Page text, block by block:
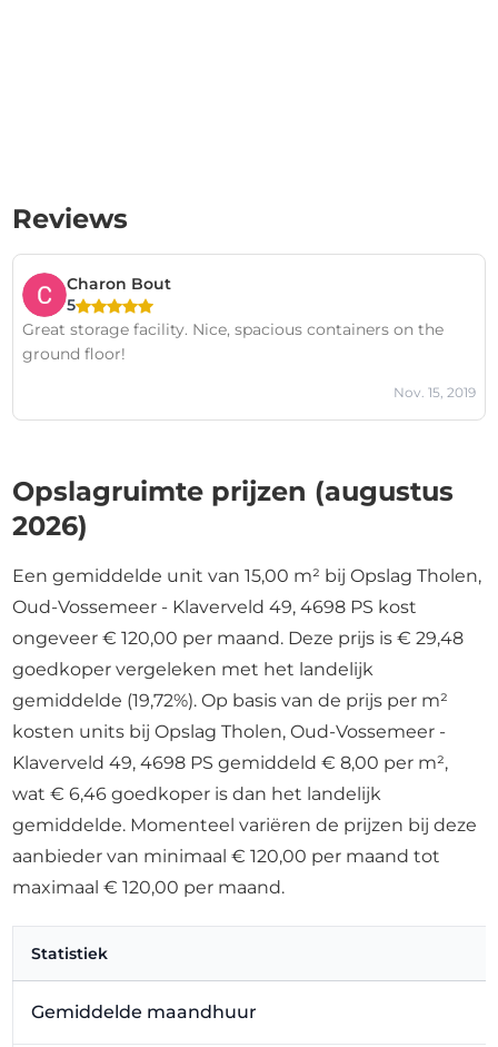
Reviews
Charon Bout
5
Great storage facility. Nice, spacious containers on the
ground floor!
Nov. 15, 2019
Opslagruimte prijzen (augustus
2026)
Een gemiddelde unit van 15,00 m² bij Opslag Tholen,
Oud-Vossemeer - Klaverveld 49, 4698 PS kost
ongeveer € 120,00 per maand. Deze prijs is € 29,48
goedkoper vergeleken met het landelijk
gemiddelde (19,72%). Op basis van de prijs per m²
kosten units bij Opslag Tholen, Oud-Vossemeer -
Klaverveld 49, 4698 PS gemiddeld € 8,00 per m²,
wat € 6,46 goedkoper is dan het landelijk
gemiddelde. Momenteel variëren de prijzen bij deze
aanbieder van minimaal € 120,00 per maand tot
maximaal € 120,00 per maand.
Statistiek
Gemiddelde maandhuur